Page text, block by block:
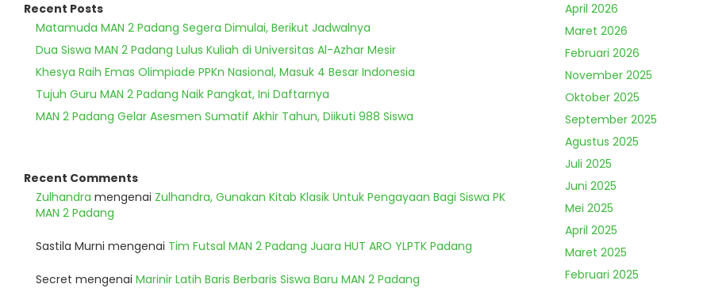
Recent Posts
Matamuda MAN 2 Padang Segera Dimulai, Berikut Jadwalnya
Dua Siswa MAN 2 Padang Lulus Kuliah di Universitas Al-Azhar Mesir
Khesya Raih Emas Olimpiade PPKn Nasional, Masuk 4 Besar Indonesia
Tujuh Guru MAN 2 Padang Naik Pangkat, Ini Daftarnya
MAN 2 Padang Gelar Asesmen Sumatif Akhir Tahun, Diikuti 988 Siswa
Recent Comments
Zulhandra mengenai Zulhandra, Gunakan Kitab Klasik Untuk Pengayaan Bagi Siswa PK
MAN 2 Padang
Sastila Murni mengenai Tim Futsal MAN 2 Padang Juara HUT ARO YLPTK Padang
Secret mengenai Marinir Latih Baris Berbaris Siswa Baru MAN 2 Padang
April 2026
Maret 2026
Februari 2026
November 2025
Oktober 2025
September 2025
Agustus 2025
Juli 2025
Juni 2025
Mei 2025
April 2025
Maret 2025
Februari 2025